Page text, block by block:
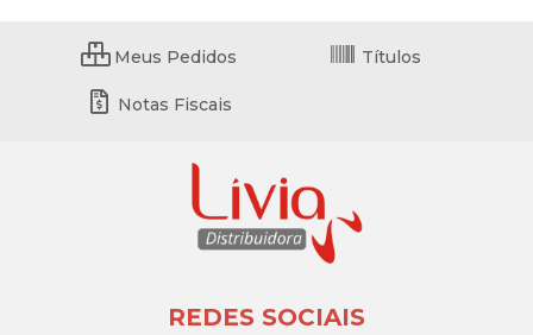
Meus Pedidos Títulos
Notas Fiscais
REDES SOCIAIS